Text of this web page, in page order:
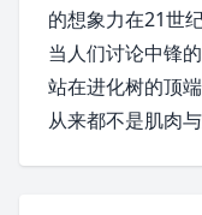
的想象力在21世
当人们讨论中锋
站在进化树的顶
从来都不是肌肉